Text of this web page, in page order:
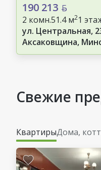
190 213
2 комн.51.4 м21
ул. Центральная,
Аксаковщина,
Свежие
КвартирыДома,